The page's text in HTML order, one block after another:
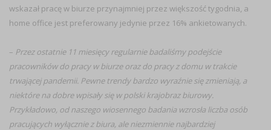
wskazał pracę w biurze przynajmniej przez większość tygodnia, a
home office jest preferowany jedynie przez 16% ankietowanych.
– Przez ostatnie 11 miesięcy regularnie badaliśmy podejście
pracowników do pracy w biurze oraz do pracy z domu w trakcie
trwającej pandemii. Pewne trendy bardzo wyraźnie się zmieniają, a
niektóre na dobre wpisały się w polski krajobraz biurowy.
Przykładowo, od naszego wiosennego badania wzrosła liczba osób
pracujących wyłącznie z biura, ale niezmiennie najbardziej